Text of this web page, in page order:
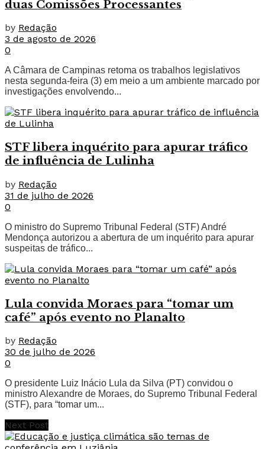
duas Comissões Processantes
by Redação
3 de agosto de 2026
0
A Câmara de Campinas retoma os trabalhos legislativos
nesta segunda-feira (3) em meio a um ambiente marcado por
investigações envolvendo...
STF libera inquérito para apurar tráfico
de influência de Lulinha
by Redação
31 de julho de 2026
0
O ministro do Supremo Tribunal Federal (STF) André
Mendonça autorizou a abertura de um inquérito para apurar
suspeitas de tráfico...
Lula convida Moraes para “tomar um
café” após evento no Planalto
by Redação
30 de julho de 2026
0
O presidente Luiz Inácio Lula da Silva (PT) convidou o
ministro Alexandre de Moraes, do Supremo Tribunal Federal
(STF), para “tomar um...
Next Post